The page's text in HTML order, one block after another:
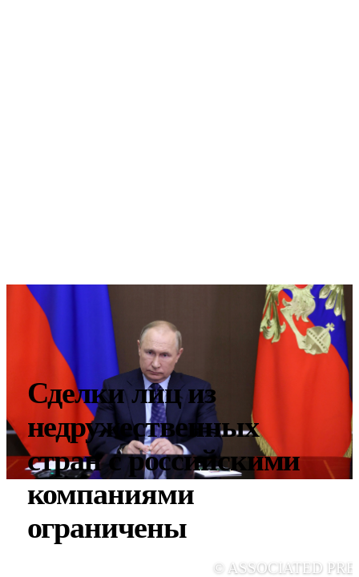
Сделки лиц из
недружественных
стран с российскими
компаниями
ограничены
© ASSOCIATED